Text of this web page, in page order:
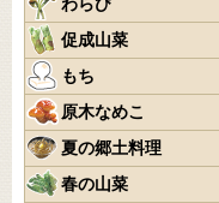
促成山菜
もち
原木なめこ
夏の郷土料理
春の山菜